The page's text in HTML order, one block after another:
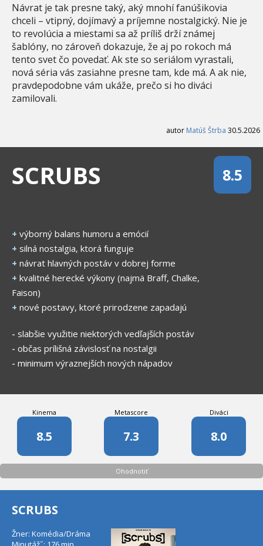
Návrat je tak presne taký, aký mnohí fanúšikovia
chceli – vtipný, dojímavý a príjemne nostalgický. Nie je
to revolúcia a miestami sa až príliš drží známej
šablóny, no zároveň dokazuje, že aj po rokoch má
tento svet čo povedať. Ak ste so seriálom vyrastali,
nová séria vás zasiahne presne tam, kde má. A ak nie,
pravdepodobne vám ukáže, prečo si ho diváci
zamilovali.
autor Matúš Štrba 30.5.2026
8.5
SCRUBS
+ výborný balans humoru a emócií
+ silná nostalgia, ktorá funguje
+ návrat hlavných postáv v dobrej forme
+ kvalitné herecké výkony (najmä Braff, Chalke,
Faison)
+ nové postavy, ktoré prirodzene zapadajú
- slabšie využitie niektorých vedľajších postáv
- občas prílišná závislosť na nostalgii
- minimum výraznejších nových nápadov
Kinema
8.5
Metascore
7.3
Diváci
8.0
Ohodnotiť
SCRUBS
Žner: Komédia/Dráma